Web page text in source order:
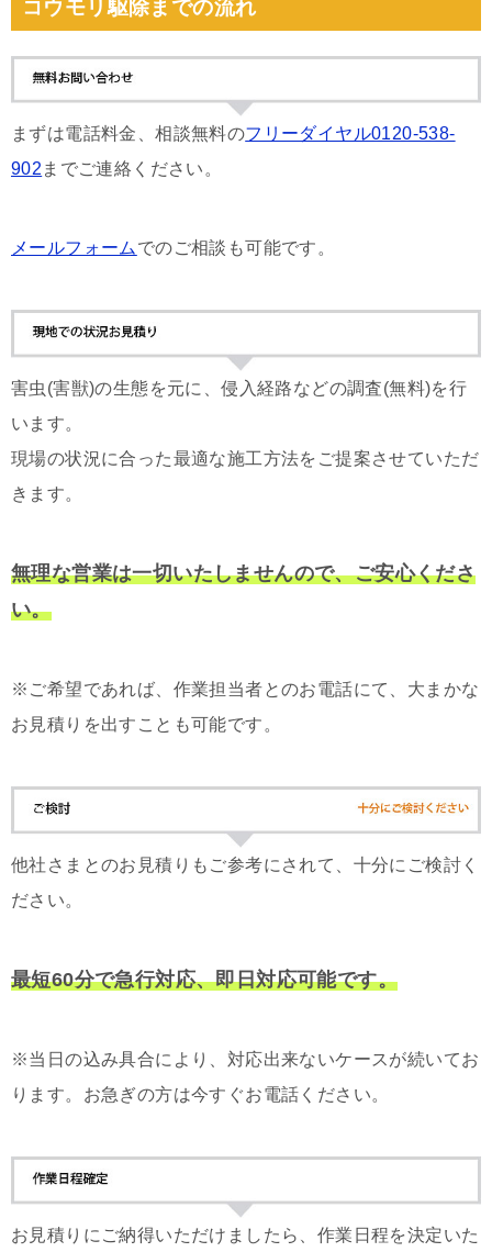
コウモリ駆除までの流れ
まずは電話料金、相談無料のフリーダイヤル0120-538-
902 までご連絡ください。
メールフォーム でのご相談も可能です。
害虫(害獣)の生態を元に、侵入経路などの調査(無料)を行
います。
現場の状況に合った最適な施工方法をご提案させていただ
きます。
無理な営業は一切いたしませんので、ご安心くださ
い。
※ご希望であれば、作業担当者とのお電話にて、大まかな
お見積りを出すことも可能です。
他社さまとのお見積りもご参考にされて、十分にご検討く
ださい。
最短60分で急行対応、即日対応可能です。
※当日の込み具合により、対応出来ないケースが続いてお
ります。お急ぎの方は今すぐお電話ください。
お見積りにご納得いただけましたら、作業日程を決定いた